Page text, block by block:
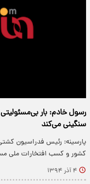
رسول خادم: بار بی‌مسئولیتی
سنگینی می‌کند
پارسینه: رئیس فدراسیون
کشور و کسب افتخارات ملی
۴ آذر ۱۳۹۴